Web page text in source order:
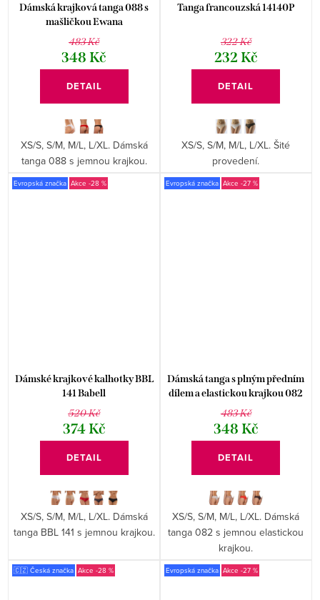
Dámská krajková tanga 088 s
mašličkou Ewana
483 Kč
348 Kč
DETAIL
XS/S, S/M, M/L, L/XL. Dámská
tanga 088 s jemnou krajkou.
Tanga francouzská 14140P
322 Kč
232 Kč
DETAIL
XS/S, S/M, M/L, L/XL. Šité
provedení.
Evropská značka -28 %
Dámské krajkové kalhotky BBL
141 Babell
520 Kč
374 Kč
DETAIL
XS/S, S/M, M/L, L/XL. Dámská
tanga BBL 141 s jemnou krajkou.
Evropská značka -27 %
Dámská tanga s plným předním
dílem a elastickou krajkou 082
Ewana
483 Kč
348 Kč
DETAIL
XS/S, S/M, M/L, L/XL. Dámská
tanga 082 s jemnou elastickou
krajkou.
🇨🇿 Česká značka -28 % Evropská značka -27 %